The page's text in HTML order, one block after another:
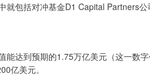
就包括对冲基金D1 Capital Partners
达到预期的1.75万亿美元（这一数
亿美元。